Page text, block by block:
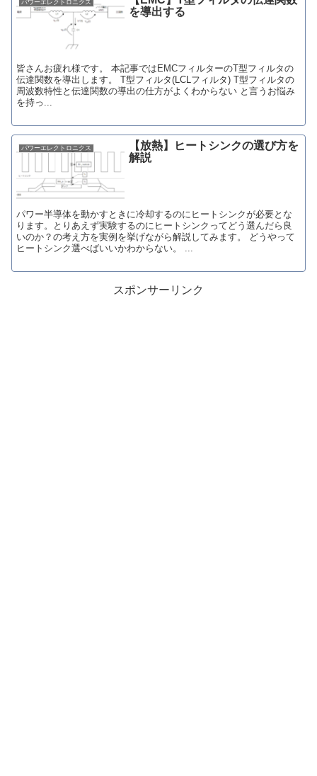
パワーエレクトロニクス
を導出する
皆さんお疲れ様です。 本記事ではEMCフィルターのT型フィルタの
伝達関数を導出します。 T型フィルタ(LCLフィルタ) T型フィルタの
周波数特性と伝達関数の導出の仕方がよくわからない と言うお悩み
を持っ...
パワーエレクトロニクス
【放熱】ヒートシンクの選び方を
解説
パワー半導体を動かすときに冷却するのにヒートシンクが必要とな
ります。とりあえず実験するのにヒートシンクってどう選んだら良
いのか？の考え方を実例を挙げながら解説してみます。 どうやって
ヒートシンク選べばいいかわからない。 ...
スポンサーリンク